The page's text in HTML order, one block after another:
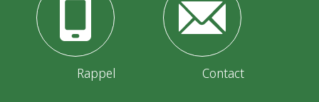
Rappel Contact